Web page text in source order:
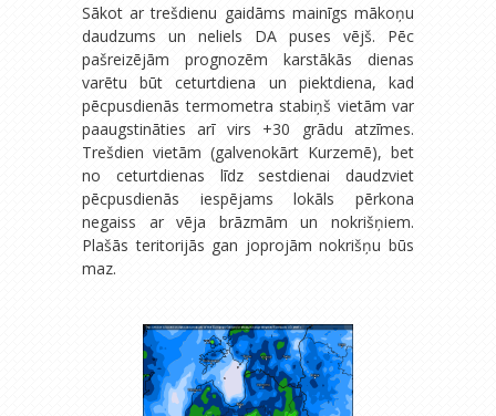
Sākot ar trešdienu gaidāms mainīgs mākoņu
daudzums un neliels DA puses vējš. Pēc
pašreizējām prognozēm karstākās dienas
varētu būt ceturtdiena un piektdiena, kad
pēcpusdienās termometra stabiņš vietām var
paaugstināties arī virs +30 grādu atzīmes.
Trešdien vietām (galvenokārt Kurzemē), bet
no ceturtdienas līdz sestdienai daudzviet
pēcpusdienās iespējams lokāls pērkona
negaiss ar vēja brāzmām un nokrišņiem.
Plašās teritorijās gan joprojām nokrišņu būs
maz.